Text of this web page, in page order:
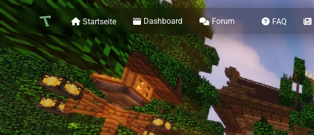
Startseite Dashboard Forum FAQ